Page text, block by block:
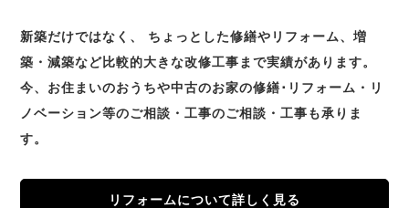
新築だけではなく、 ちょっとした修繕やリフォーム、増
築・減築など比較的大きな改修工事まで実績があります。
今、お住まいのおうちや中古のお家の修繕･リフォーム・リ
ノベーション等のご相談・工事のご相談・工事も承りま
す。
リフォームについて詳しく見る